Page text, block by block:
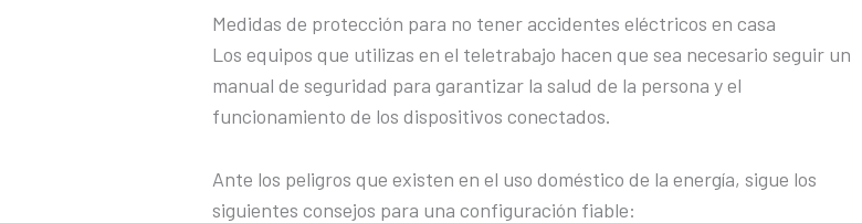
Medidas de protección para no tener accidentes eléctricos en casa
Los equipos que utilizas en el teletrabajo hacen que sea necesario seguir un
manual de seguridad para garantizar la salud de la persona y el
funcionamiento de los dispositivos conectados.
Ante los peligros que existen en el uso doméstico de la energía, sigue los
siguientes consejos para una configuración fiable: